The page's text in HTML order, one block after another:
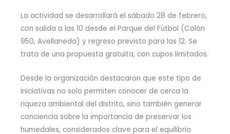
La actividad se desarrollará el sábado 28 de febrero,
con salida a las 10 desde el Parque del Fútbol (Colón
950, Avellaneda) y regreso previsto para las 12. Se
trata de una propuesta gratuita, con cupos limitados.
Desde la organización destacaron que este tipo de
iniciativas no solo permiten conocer de cerca la
riqueza ambiental del distrito, sino también generar
conciencia sobre la importancia de preservar los
humedales, considerados clave para el equilibrio